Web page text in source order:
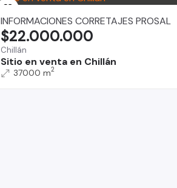
INFORMACIONES CORRETAJES PROSAL
Chillán
Sitio en venta en Chillán
$22.000.000
37000 m2